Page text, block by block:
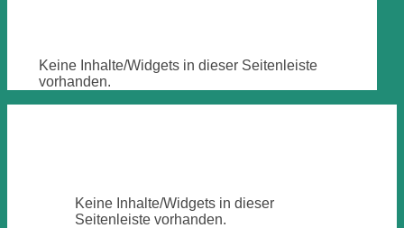
Keine Inhalte/Widgets in dieser Seitenleiste
vorhanden.
Keine Inhalte/Widgets in dieser
Seitenleiste vorhanden.